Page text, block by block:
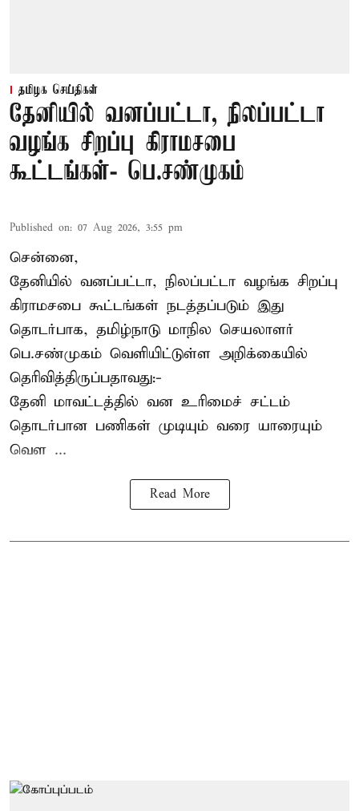
தமிழக செய்திகள்
தேனியில் வனப்பட்டா, நிலப்பட்டா
வழங்க சிறப்பு கிராமசபை
கூட்டங்கள்- பெ.சண்முகம்
Published on: 07 Aug 2026, 3:55 pm
சென்னை,
தேனியில் வனப்பட்டா, நிலப்பட்டா வழங்க சிறப்பு
கிராமசபை கூட்டங்கள் நடத்தப்படும் இது
தொடர்பாக, தமிழ்நாடு மாநில செயலாளர்
பெ.சண்முகம் வெளியிட்டுள்ள அறிக்கையில்
தெரிவித்திருப்பதாவது:-
தேனி மாவட்டத்தில் வன உரிமைச் சட்டம்
தொடர்பான பணிகள் முடியும் வரை யாரையும்
வெள ...
Read More